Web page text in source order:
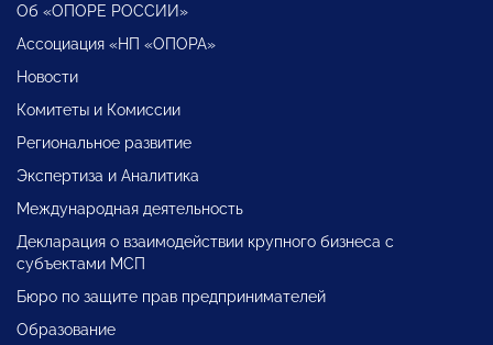
Об «ОПОРЕ РОССИИ»
Ассоциация «НП «ОПОРА»
Новости
Комитеты и Комиссии
Региональное развитие
Экспертиза и Аналитика
Международная деятельность
Декларация о взаимодействии крупного бизнеса с
субъектами МСП
Бюро по защите прав предпринимателей
Образование